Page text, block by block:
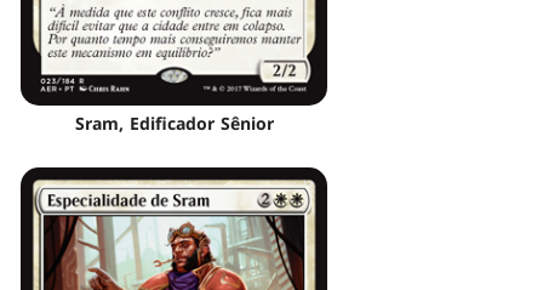
Sram, Edificador Sênior